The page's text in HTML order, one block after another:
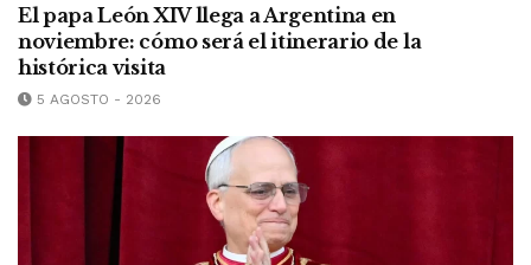
El papa León XIV llega a Argentina en
noviembre: cómo será el itinerario de la
histórica visita
5 AGOSTO - 2026